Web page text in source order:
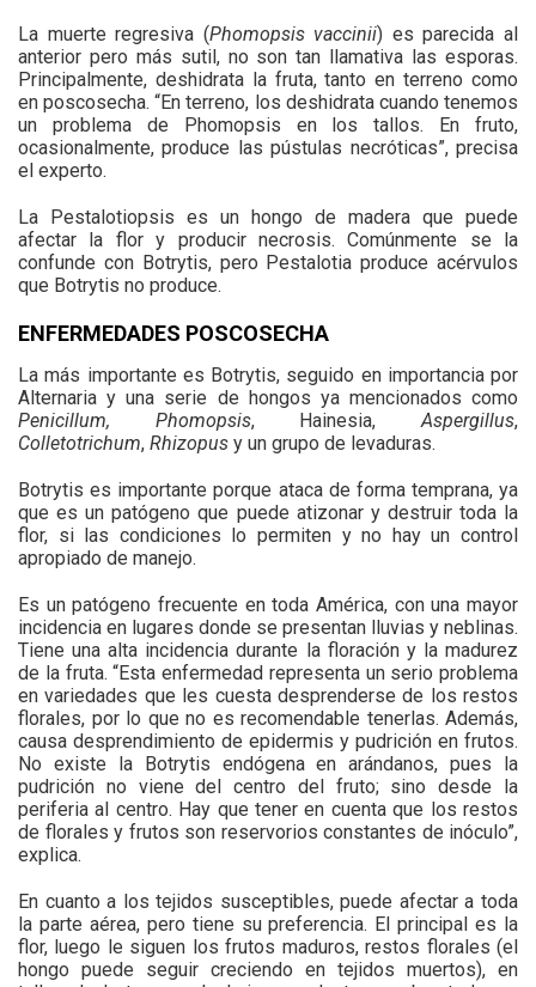
La muerte regresiva (Phomopsis vaccinii) es parecida al
anterior pero más sutil, no son tan llamativa las esporas.
Principalmente, deshidrata la fruta, tanto en terreno como
en poscosecha. “En terreno, los deshidrata cuando tenemos
un problema de Phomopsis en los tallos. En fruto,
ocasionalmente, produce las pústulas necróticas”, precisa
el experto.
La Pestalotiopsis es un hongo de madera que puede
afectar la flor y producir necrosis. Comúnmente se la
confunde con Botrytis, pero Pestalotia produce acérvulos
que Botrytis no produce.
ENFERMEDADES POSCOSECHA
La más importante es Botrytis, seguido en importancia por
Alternaria y una serie de hongos ya mencionados como
Penicillum, Phomopsis, Hainesia,Aspergillus,
Colletotrichum, Rhizopus y un grupo de levaduras.
Botrytis es importante porque ataca de forma temprana, ya
que es un patógeno que puede atizonar y destruir toda la
flor, si las condiciones lo permiten y no hay un control
apropiado de manejo.
Es un patógeno frecuente en toda América, con una mayor
incidencia en lugares donde se presentan lluvias y neblinas.
Tiene una alta incidencia durante la floración y la madurez
de la fruta. “Esta enfermedad representa un serio problema
en variedades que les cuesta desprenderse de los restos
florales, por lo que no es recomendable tenerlas. Además,
causa desprendimiento de epidermis y pudrición en frutos.
No existe la Botrytis endógena en arándanos, pues la
pudrición no viene del centro del fruto; sino desde la
periferia al centro. Hay que tener en cuenta que los restos
de florales y frutos son reservorios constantes de inóculo”,
explica.
En cuanto a los tejidos susceptibles, puede afectar a toda
la parte aérea, pero tiene su preferencia. El principal es la
flor, luego le siguen los frutos maduros, restos florales (el
hongo puede seguir creciendo en tejidos muertos), en